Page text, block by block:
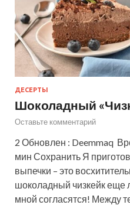
ДЕСЕРТЫ
Шоколадный
Оставьте комментарий
2 Обновлен : Deemmaq
мин Сохранить Я
выпечки – это
шоколадный чизкейк еще
мной согласятся! Между